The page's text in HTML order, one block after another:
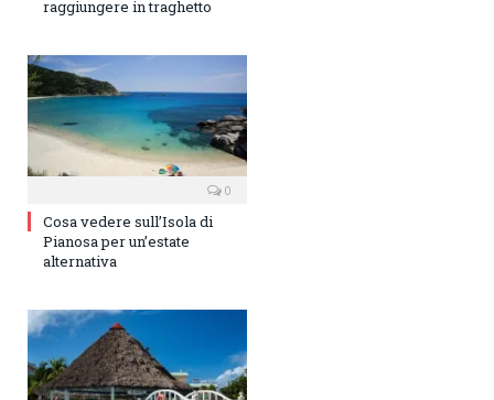
raggiungere in traghetto
0
Cosa vedere sull’Isola di
Pianosa per un’estate
alternativa